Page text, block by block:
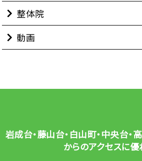
整体院
動画
岩成台・藤山台・白山町・中央台・
からのアクセスに